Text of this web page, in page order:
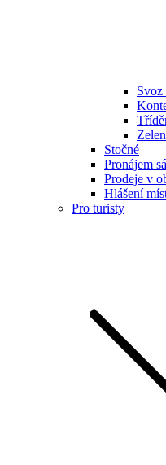
Svoz
Stočné
Pronájem
Prodeje v
Hlášení
Pro turisty